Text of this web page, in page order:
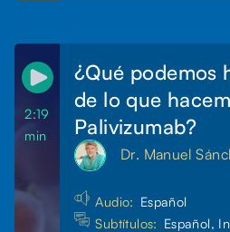
2:19
min
¿Qué podemos
de lo que
Palivizumab?
Dr. Manuel
Audio: Español
Subtítulos: Español,